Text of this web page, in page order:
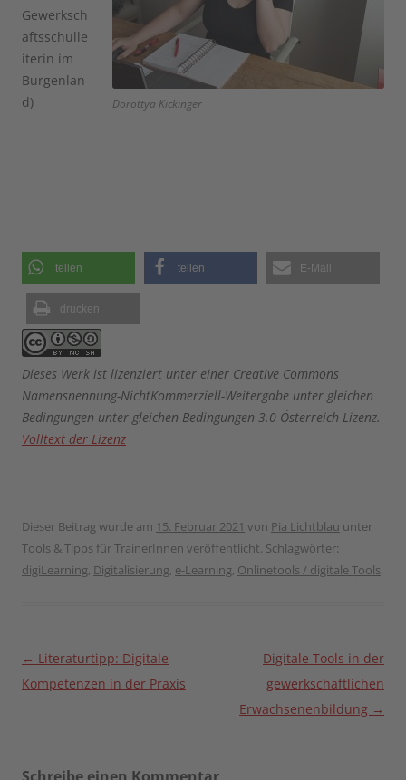
Dorottya Kickinger
Gewerksch
aftsschulle
iterin im
Burgenlan
d)
teilen teilen E-Mail
drucken
Dieses Werk ist lizenziert unter einer Creative Commons
Namensnennung-NichtKommerziell-Weitergabe unter gleichen
Bedingungen unter gleichen Bedingungen 3.0 Österreich Lizenz.
Volltext der Lizenz
Dieser Beitrag wurde am 15. Februar 2021 von Pia Lichtblau unter
Tools & Tipps für TrainerInnen veröffentlicht. Schlagwörter:
digiLearning, Digitalisierung, e-Learning, Onlinetools / digitale Tools.
Beitragsnavigation
← Literaturtipp: Digitale
Kompetenzen in der Praxis
Digitale Tools in der
gewerkschaftlichen
Erwachsenenbildung →